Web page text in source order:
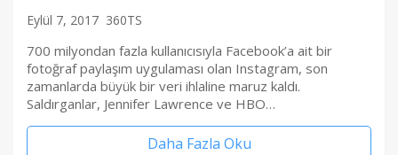
Eylül 7, 2017 360TS
700 milyondan fazla kullanıcısıyla Facebook’a ait bir
fotoğraf paylaşım uygulaması olan Instagram, son
zamanlarda büyük bir veri ihlaline maruz kaldı.
Saldırganlar, Jennifer Lawrence ve HBO…
Daha Fazla Oku